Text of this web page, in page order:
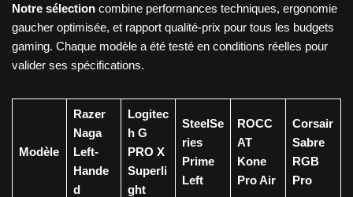
Notre sélection combine performances techniques, ergonomie
gaucher optimisée, et rapport qualité-prix pour tous les budgets
gaming. Chaque modèle a été testé en conditions réelles pour
valider ses spécifications.
Modèle
Razer
Naga
Left-
Hande
d
Logitec
h G
PRO X
Superli
ght
SteelSe
ries
Prime
Left
ROCC
AT
Kone
Pro Air
Corsair
Sabre
RGB
Pro